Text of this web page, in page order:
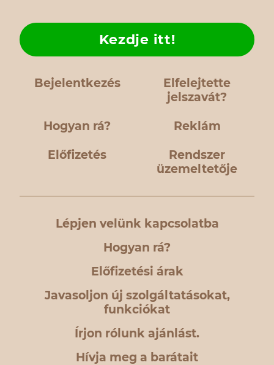
Bejelentkezés
Elfelejtette
jelszavát?
Hogyan rá?
Kezdje itt!
Reklám
Előfizetés
Rendszer
üzemeltetője
Lépjen velünk kapcsolatba
Hogyan rá?
Előfizetési árak
Javasoljon új szolgáltatásokat,
funkciókat
Írjon rólunk ajánlást.
Hívja meg a barátait